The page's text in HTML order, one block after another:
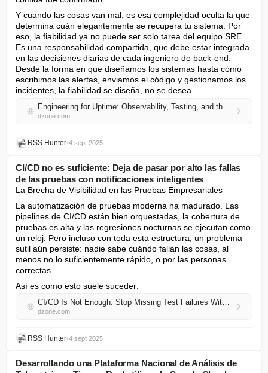
Y cuando las cosas van mal, es esa complejidad oculta la que
determina cuán elegantemente se recupera tu sistema. Por
eso, la fiabilidad ya no puede ser solo tarea del equipo SRE.
Es una responsabilidad compartida, que debe estar integrada
en las decisiones diarias de cada ingeniero de back-end.
Desde la forma en que diseñamos los sistemas hasta cómo
escribimos las alertas, enviamos el código y gestionamos los
incidentes, la fiabilidad se diseña, no se desea.
Engineering for Uptime: Observability, Testing, and the Road to Rock-Solid Back-End Services
dzone.com
RSS Hunter•4 sept 2025
CI/CD no es suficiente: Deja de pasar por alto las fallas
de las pruebas con notificaciones inteligentes
La Brecha de Visibilidad en las Pruebas Empresariales
La automatización de pruebas moderna ha madurado. Las
pipelines de CI/CD están bien orquestadas, la cobertura de
pruebas es alta y las regresiones nocturnas se ejecutan como
un reloj. Pero incluso con toda esta estructura, un problema
sutil aún persiste: nadie sabe cuándo fallan las cosas, al
menos no lo suficientemente rápido, o por las personas
correctas.
Así es como esto suele suceder:
CI/CD Is Not Enough: Stop Missing Test Failures With Intelligent Notifications
dzone.com
RSS Hunter•4 sept 2025
Desarrollando una Plataforma Nacional de Análisis de